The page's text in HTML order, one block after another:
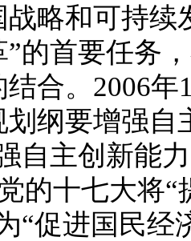
略和可持续
的首要任务
合。2006
纲要增强
自主创新能
的十七大将
“促进国民经